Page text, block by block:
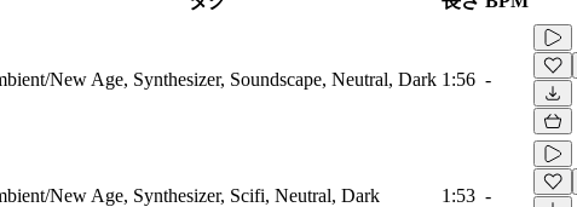
New Age, Synthesizer, Soundscape, Neutral, Dark 1:56 -
New Age, Synthesizer, Scifi, Neutral, Dark 1:53 -